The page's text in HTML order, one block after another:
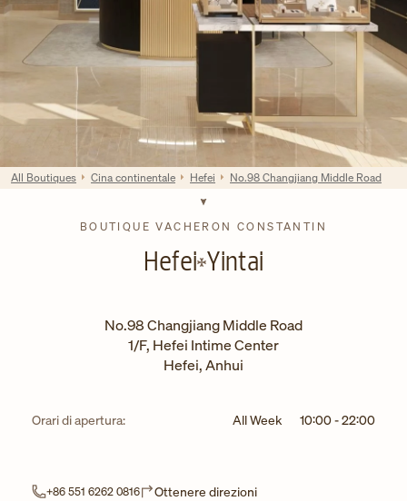
BOUTIQUE VACHERON CONSTANTIN
Hefei Yintai
No.98 Changjiang Middle Road
1/F, Hefei Intime Center
Hefei,Anhui
Orari di apertura: All Week 10:00-22:00
+86 551 6262 0816 Ottenere direzioniLink Opens in New Tab
All Boutiques Cina continentale Hefei No.98 Changjiang Middle Road